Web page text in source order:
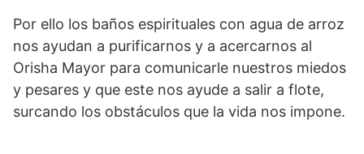
Por ello los baños espirituales con agua de arroz
nos ayudan a purificarnos y a acercarnos al
Orisha Mayor para comunicarle nuestros miedos
y pesares y que este nos ayude a salir a flote,
surcando los obstáculos que la vida nos impone.